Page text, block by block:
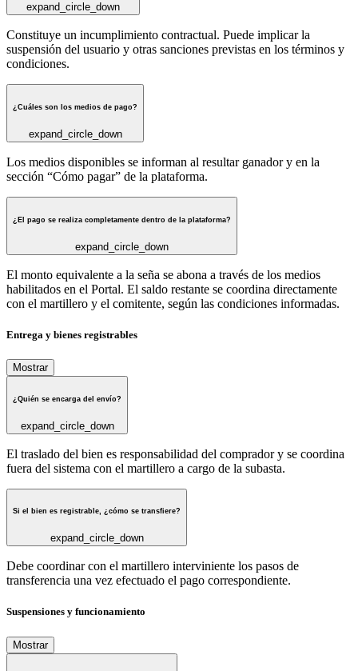
expand_circle_down
Constituye un incumplimiento contractual. Puede implicar la
suspensión del usuario y otras sanciones previstas en los términos y
condiciones.
¿Cuáles son los medios de pago?
expand_circle_down
Los medios disponibles se informan al resultar ganador y en la
sección “Cómo pagar” de la plataforma.
¿El pago se realiza completamente dentro de la plataforma?
expand_circle_down
El monto equivalente a la seña se abona a través de los medios
habilitados en el Portal. El saldo restante se coordina directamente
con el martillero y el comitente, según las condiciones informadas.
Entrega y bienes registrables
Mostrar
¿Quién se encarga del envío?
expand_circle_down
El traslado del bien es responsabilidad del comprador y se coordina
fuera del sistema con el martillero a cargo de la subasta.
Si el bien es registrable, ¿cómo se transfiere?
expand_circle_down
Debe coordinar con el martillero interviniente los pasos de
transferencia una vez efectuado el pago correspondiente.
Suspensiones y funcionamiento
Mostrar